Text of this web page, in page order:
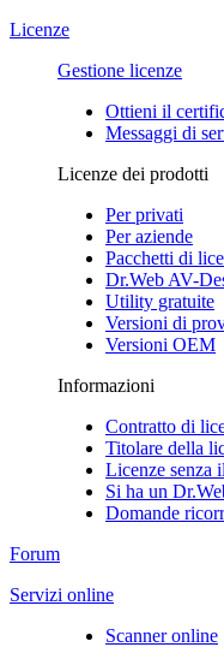
Licenze
Gestione licenze
Ottieni il
Messaggi di
Licenze dei prodotti
Per privati
Per aziende
Pacchetti di
Dr.Web AV-
Utility gratuite
Versioni di
Versioni OEM
Informazioni
Contratto di
Titolare della
Licenze senza
Si ha un
Domande
Forum
Servizi online
Scanner online